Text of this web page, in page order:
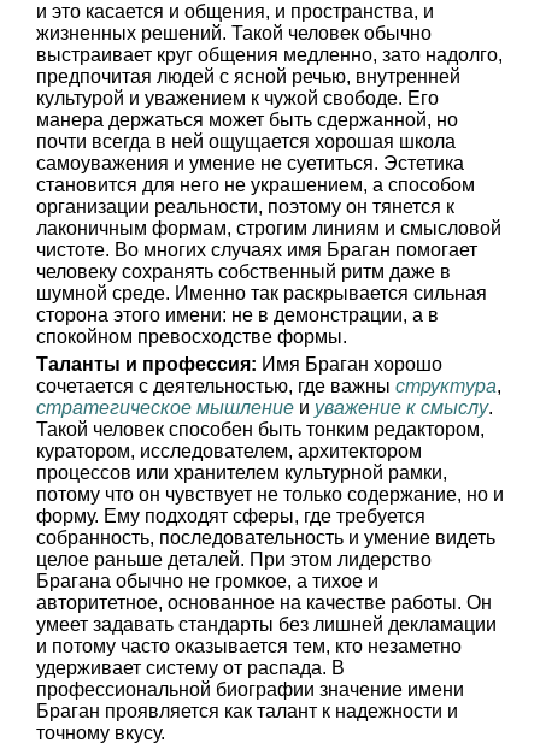
и это касается и общения, и пространства, и
жизненных решений. Такой человек обычно
выстраивает круг общения медленно, зато надолго,
предпочитая людей с ясной речью, внутренней
культурой и уважением к чужой свободе. Его
манера держаться может быть сдержанной, но
почти всегда в ней ощущается хорошая школа
самоуважения и умение не суетиться. Эстетика
становится для него не украшением, а способом
организации реальности, поэтому он тянется к
лаконичным формам, строгим линиям и смысловой
чистоте. Во многих случаях имя Браган помогает
человеку сохранять собственный ритм даже в
шумной среде. Именно так раскрывается сильная
сторона этого имени: не в демонстрации, а в
спокойном превосходстве формы.
Таланты и профессия: Имя Браган хорошо
сочетается с деятельностью, где важны структура,
стратегическое мышление и уважение к смыслу.
Такой человек способен быть тонким редактором,
куратором, исследователем, архитектором
процессов или хранителем культурной рамки,
потому что он чувствует не только содержание, но и
форму. Ему подходят сферы, где требуется
собранность, последовательность и умение видеть
целое раньше деталей. При этом лидерство
Брагана обычно не громкое, а тихое и
авторитетное, основанное на качестве работы. Он
умеет задавать стандарты без лишней декламации
и потому часто оказывается тем, кто незаметно
удерживает систему от распада. В
профессиональной биографии значение имени
Браган проявляется как талант к надежности и
точному вкусу.